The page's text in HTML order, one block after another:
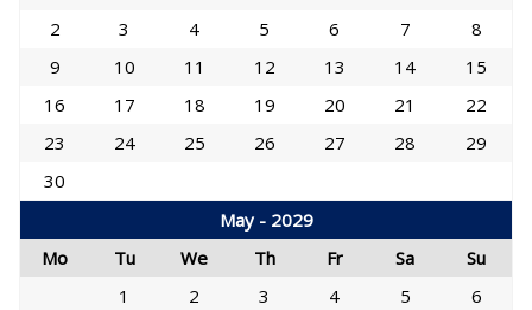
2
3 4 5 6 7
8
9
10 11 12 13 14
15
16
17 18 19 20 21
22
23
24 25 26 27 28
29
30
May - 2029
Mo
Tu We Th Fr Sa
Su
1
2 3 4 5
6